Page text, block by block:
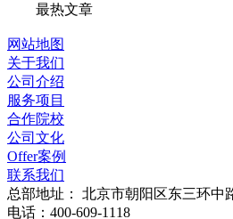
最热文章
网站地图
关于我们
公司介绍
服务项目
合作院校
公司文化
Offer案例
联系我们
总部地址： 北京市朝阳区东三环中
电话： 400-609-1118